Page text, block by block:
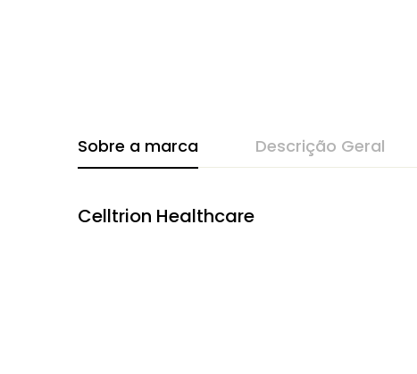
Sobre a marca Descrição Geral
Celltrion Healthcare